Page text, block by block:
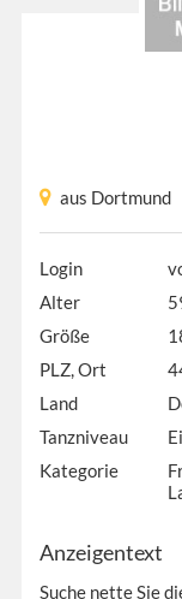
aus Dortmund
Login
Alter
Größe
PLZ, Ort
Land
Tanzniveau
Kategorie
Anzeigentext
Suche nette Sie